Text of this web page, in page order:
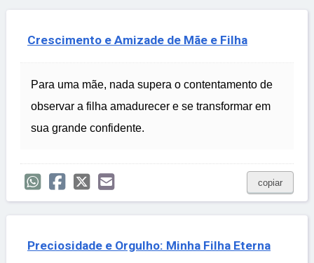
Crescimento e Amizade de Mãe e Filha
Para uma mãe, nada supera o contentamento de
observar a filha amadurecer e se transformar em
sua grande confidente.
copiar
Preciosidade e Orgulho: Minha Filha Eterna